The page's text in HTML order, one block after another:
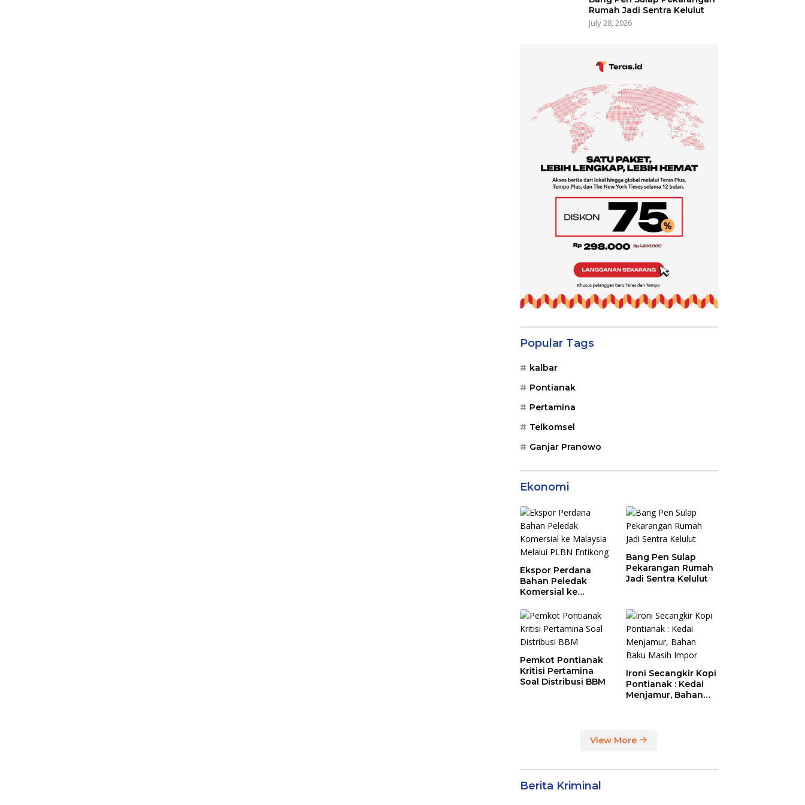
Rumah Jadi Sentra Kelulut
July 28, 2026
Popular Tags
kalbar
Pontianak
Pertamina
Telkomsel
Ganjar Pranowo
Ekonomi
Ekspor Perdana
Bahan Peledak
Komersial ke
PLBN Entikong
Bang Pen Sulap
Pekarangan Rumah
Jadi Sentra Kelulut
Pemkot Pontianak
Kritisi Pertamina
Soal Distribusi BBM
Ironi Secangkir Kopi
Pontianak : Kedai
Menjamur, Bahan
View More
Berita Kriminal